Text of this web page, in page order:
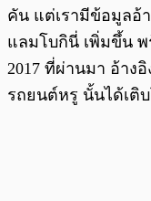
คัน แต่เรามีข้อมูลอ้
แลมโบกินี่ เพิ่มขึ้น
2017 ที่ผ่านมา อ้าง
รถยนต์หรู นั้นได้เติ